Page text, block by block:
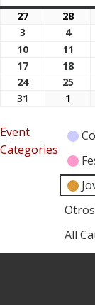
Dilluns
27 27/07/2026
28 28/
3
03/08/2026
404/
10 10/08/2026
11 11/
17 17/08/2026
18 18/
24 24/08/2026
25 25/
31
31/08/2026
1 01/
Event
Categories
Otros
All